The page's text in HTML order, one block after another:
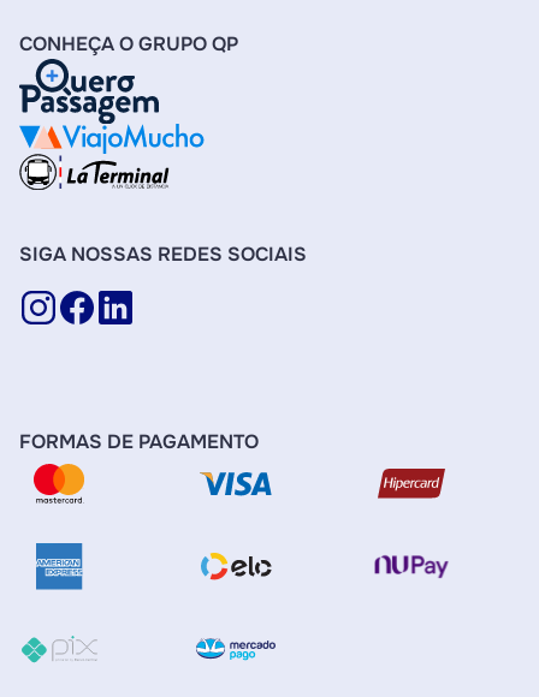
CONHEÇA O GRUPO QP
SIGA NOSSAS REDES SOCIAIS
FORMAS DE PAGAMENTO